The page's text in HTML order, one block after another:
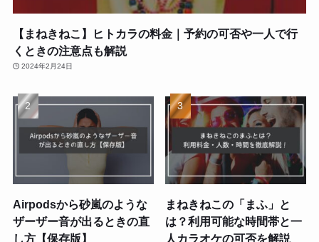
【まねきねこ】ヒトカラの料金｜予約の可否や一人で行
くときの注意点も解説
2024年2月24日
Airpodsから砂嵐のような
ザーザー音が出るときの直
し方【保存版】
まねきねこの「まふ」と
は？利用可能な時間帯と一
人カラオケの可否を解説